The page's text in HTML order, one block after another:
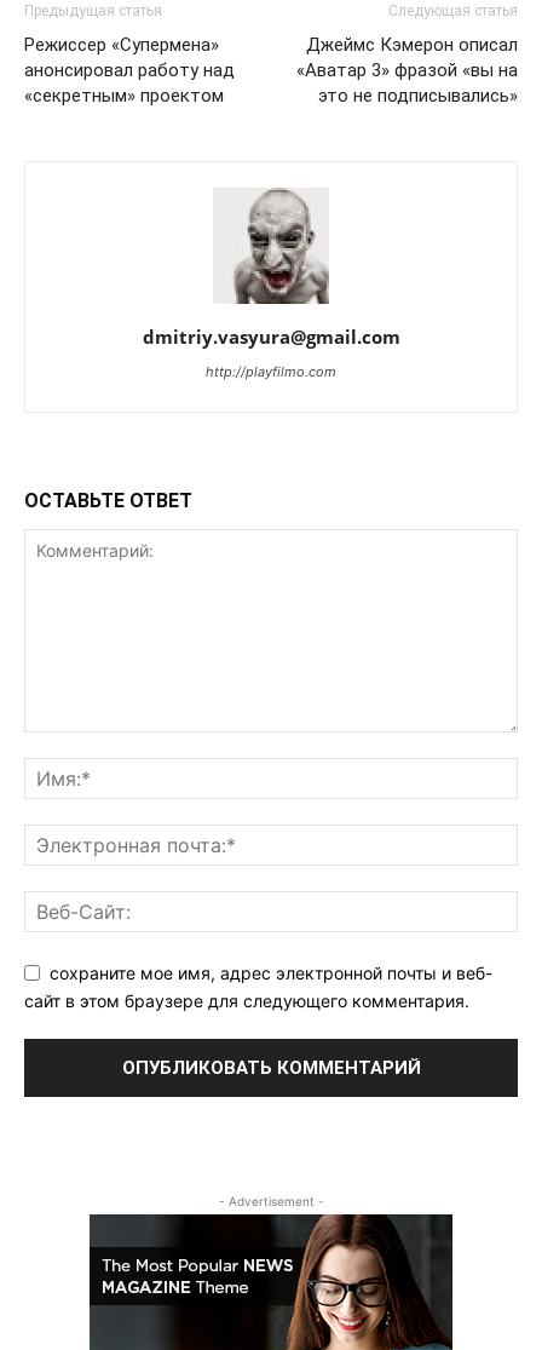
Предыдущая статья
Режиссер «Супермена»
анонсировал работу над
«секретным» проектом
Следующая статья
Джеймс Кэмерон описал
«Аватар 3» фразой «вы на
это не подписывались»
dmitriy.vasyura@gmail.com
http://playfilmo.com
ОСТАВЬТЕ ОТВЕТ
сохраните мое имя, адрес электронной почты и веб-
сайт в этом браузере для следующего комментария.
- Advertisement -